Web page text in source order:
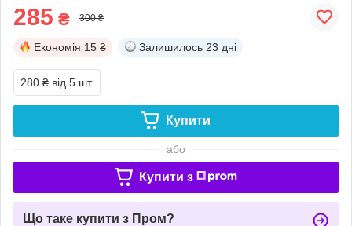
285 ₴ 300 ₴
Економія 15 ₴ Залишилось 23 дні
280 ₴ від 5 шт.
Купити
або
Купити з
Що таке купити з Пром?